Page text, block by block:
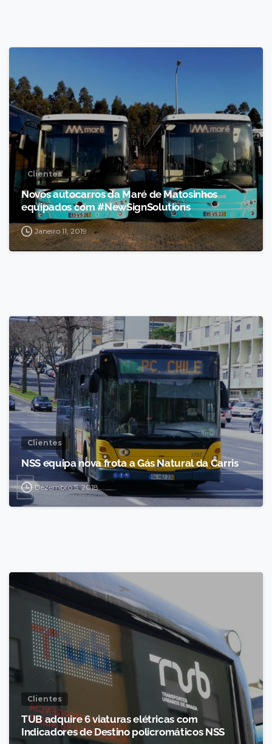
Clientes
Novos autocarros da Maré de Matosinhos
equipados com #NewSignSolutions
Janeiro 11, 2019
Clientes
NSS equipa nova frota a Gás Natural da Carris
Dezembro 5, 2018
Clientes
TUB adquire 6 viaturas elétricas com
Indicadores de Destino policromáticos NSS